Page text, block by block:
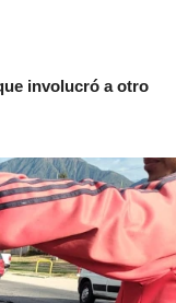
involucró a otro